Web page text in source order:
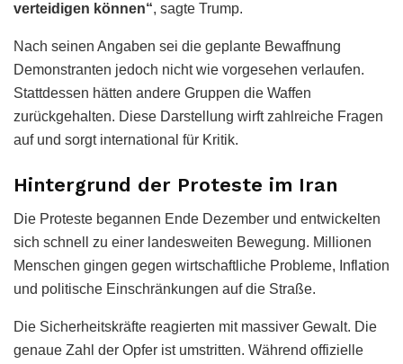
verteidigen können“, sagte Trump.
Nach seinen Angaben sei die geplante Bewaffnung
Demonstranten jedoch nicht wie vorgesehen verlaufen.
Stattdessen hätten andere Gruppen die Waffen
zurückgehalten. Diese Darstellung wirft zahlreiche Fragen
auf und sorgt international für Kritik.
Hintergrund der Proteste im Iran
Die Proteste begannen Ende Dezember und entwickelten
sich schnell zu einer landesweiten Bewegung. Millionen
Menschen gingen gegen wirtschaftliche Probleme, Inflation
und politische Einschränkungen auf die Straße.
Die Sicherheitskräfte reagierten mit massiver Gewalt. Die
genaue Zahl der Opfer ist umstritten. Während offizielle